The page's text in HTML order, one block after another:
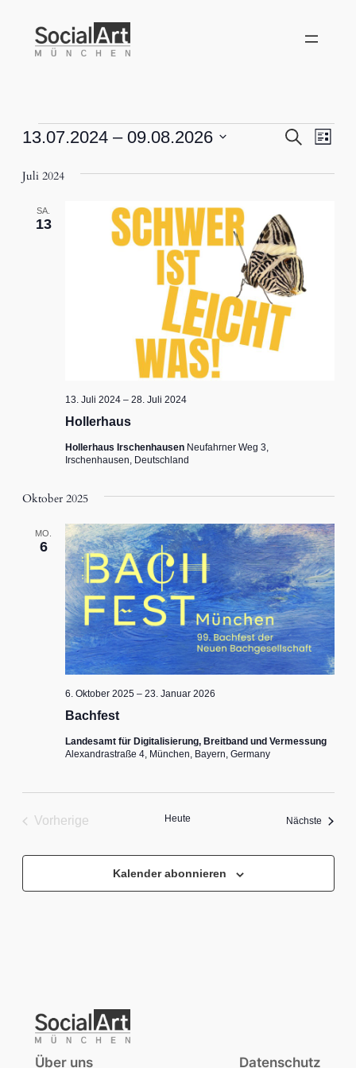
Veranstaltungen
Suche
Suche
Liste
13.07.2024 – 09.08.2026
wählen.
Juli 2024
SA.
13
Hollerhaus
13. Juli 2024– 28. Juli 2024
Hollerhaus Irschenhausen Neufahrner Weg 3,
Irschenhausen, Deutschland
Oktober 2025
MO.
6
Bachfest
6. Oktober 2025– 23. Januar 2026
Landesamt für Digitalisierung, Breitband und Vermessung
Alexandrastraße 4, München, Bayern, Germany
Vorherige
Heute Nächste
Kalender abonnieren
Über uns Datenschutz